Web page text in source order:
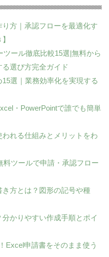
方｜承認フローを最適化す
ツール徹底比較15選|無料から
選び方完全ガイド
選｜業務効率化を実現する
・PowerPointで誰でも簡単
れる仕組みとメリットをわ
ツールで申請・承認フロー
方とは？図形の記号や種
かりやすい作成手順とポイ
Excel申請書をそのまま使う